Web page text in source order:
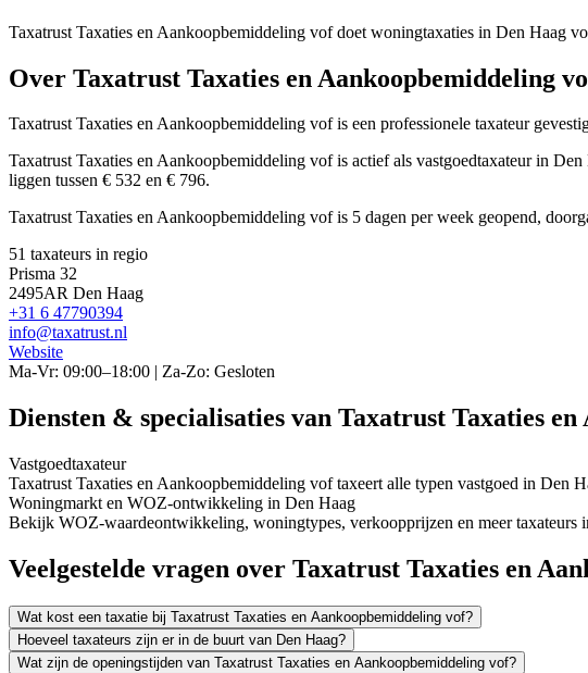
Taxatrust Taxaties en Aankoopbemiddeling vof doet woningtaxaties in Den Haag
Over Taxatrust Taxaties en Aankoopbemiddeling
Taxatrust Taxaties en Aankoopbemiddeling vof is een professionele taxateur
Taxatrust Taxaties en Aankoopbemiddeling vof is actief als vastgoedtaxateur in
liggen tussen € 532 en € 796.
Taxatrust Taxaties en Aankoopbemiddeling vof is 5 dagen per week geopend,
51 taxateurs in regio
Prisma 32
2495AR Den Haag
+31 6 47790394
info@taxatrust.nl
Website
Ma-Vr: 09:00–18:00 | Za-Zo: Gesloten
Diensten & specialisaties van Taxatrust Taxaties
Vastgoedtaxateur
Taxatrust Taxaties en Aankoopbemiddeling vof taxeert alle typen vastgoed in Den
Woningmarkt en WOZ-ontwikkeling in Den Haag
Bekijk WOZ-waardeontwikkeling, woningtypes, verkoopprijzen en meer taxateurs
Veelgestelde vragen over Taxatrust Taxaties en
Wat kost een taxatie bij Taxatrust Taxaties en Aankoopbemiddeling vof?
Hoeveel taxateurs zijn er in de buurt van Den Haag?
Wat zijn de openingstijden van Taxatrust Taxaties en Aankoopbemiddeling vof?